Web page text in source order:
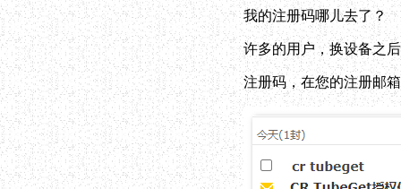
我的注册码哪儿去了？
许多的用户，换设备之
注册码，在您的注册邮